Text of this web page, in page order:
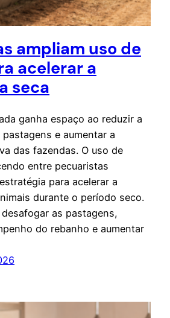
ampliam uso de
acelerar a
seca
ganha espaço ao reduzir a
e aumentar a
das fazendas. O uso de
entre pecuaristas
para acelerar a
durante o período seco.
as pastagens,
do rebanho e aumentar